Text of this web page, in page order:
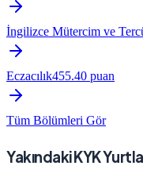
İngilizce Mütercim ve
Eczacılık455.40 puan
Tüm Bölümleri Gör
Yakındaki KYK